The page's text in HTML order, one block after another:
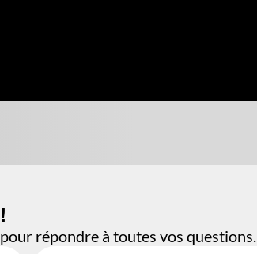
répondre à toutes vos questions.